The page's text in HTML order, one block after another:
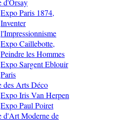
d'Orsay
Expo Paris 1874,
Inventer
l'Impressionnisme
Expo Caillebotte,
Peindre les Hommes
Expo Sargent Eblouir
Paris
des Arts Déco
Expo Iris Van Herpen
Expo Paul Poiret
d'Art Moderne de